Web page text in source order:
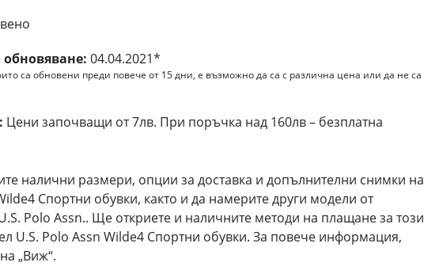
04.04.2021*
са обновени преди повече от 15 дни, е възможно да са с различна цена или да не са
Цени започващи от 7лв. При поръчка над 160лв – безплатна
налични размери, опции за доставка и допълнителни снимки на
Спортни обувки, както и да намерите други модели от
Polo Assn.. Ще откриете и наличните методи на плащане за този
U.S. Polo Assn Wilde4 Спортни обувки. За повече информация,
„Виж“.